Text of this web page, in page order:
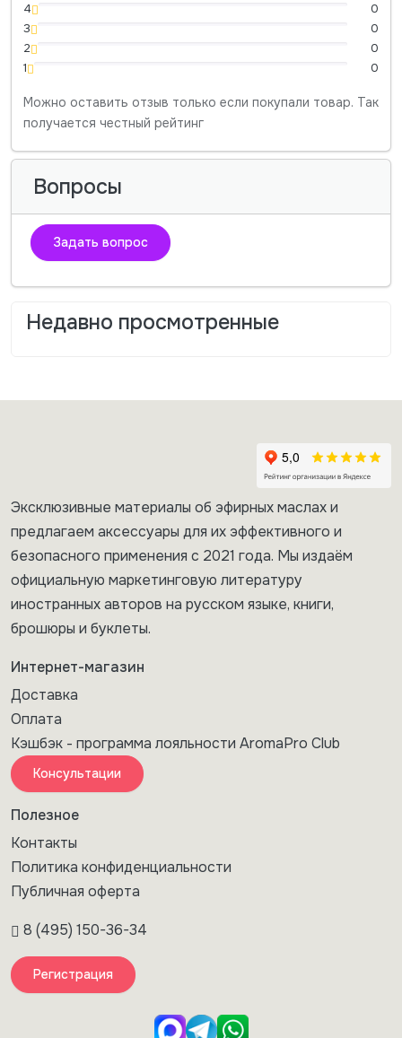
4
0
3
0
2
0
1
0
Можно оставить отзыв только если покупали товар. Так
получается честный рейтинг
Вопросы
Задать вопрос
Недавно просмотренные
Эксклюзивные материалы об эфирных маслах и
предлагаем аксессуары для их эффективного и
безопасного применения с 2021 года. Мы издаём
официальную маркетинговую литературу
иностранных авторов на русском языке, книги,
брошюры и буклеты.
Интернет-магазин
Доставка
Оплата
Кэшбэк - программа лояльности AromaPro Club
Консультации
Полезное
Контакты
Политика конфиденциальности
Публичная оферта
8 (495) 150-36-34
Регистрация